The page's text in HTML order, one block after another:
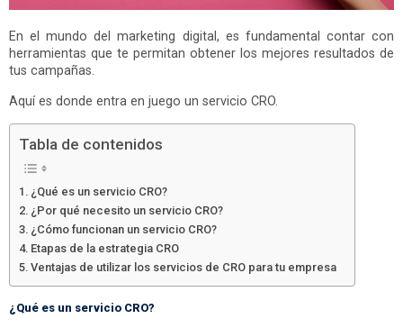
En el mundo del marketing digital, es fundamental contar con
herramientas que te permitan obtener los mejores resultados de
tus campañas.
Aquí es donde entra en juego un servicio CRO.
Tabla de contenidos
¿Qué es un servicio CRO?
¿Por qué necesito un servicio CRO?
¿Cómo funcionan un servicio CRO?
Etapas de la estrategia CRO
Ventajas de utilizar los servicios de CRO para tu empresa
¿Qué es un servicio CRO?